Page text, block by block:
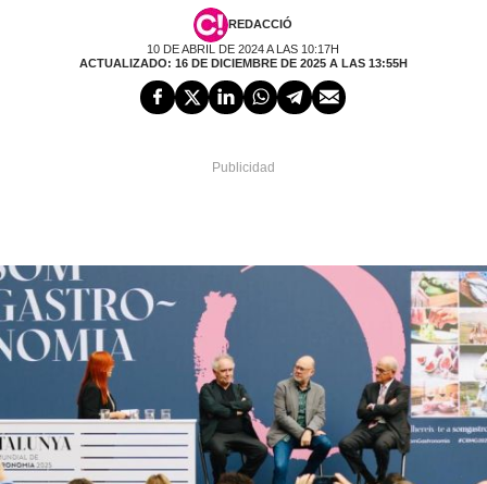
REDACCIÓ
10 DE ABRIL DE 2024 A LAS 10:17H
ACTUALIZADO: 16 DE DICIEMBRE DE 2025 A LAS 13:55H